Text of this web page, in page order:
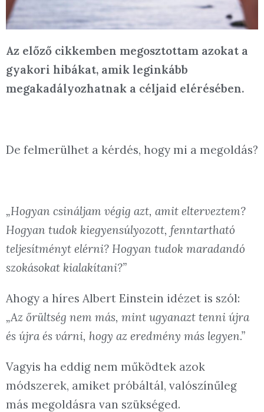
Az előző cikkemben megosztottam azokat a
gyakori hibákat, amik leginkább
megakadályozhatnak a céljaid elérésében.
De felmerülhet a kérdés, hogy mi a megoldás?
„Hogyan csináljam végig azt, amit elterveztem?
Hogyan tudok kiegyensúlyozott, fenntartható
teljesítményt elérni? Hogyan tudok maradandó
szokásokat kialakítani?”
Ahogy a híres Albert Einstein idézet is szól:
„Az őrültség nem más, mint ugyanazt tenni újra
és újra és várni, hogy az eredmény más legyen.”
Vagyis ha eddig nem működtek azok
módszerek, amiket próbáltál, valószínűleg
más megoldásra van szükséged.